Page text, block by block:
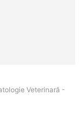
Veterinară -